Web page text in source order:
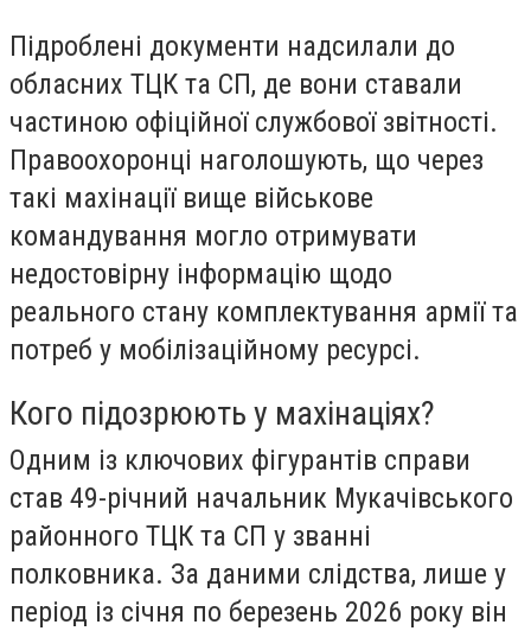
Підроблені документи надсилали до
обласних ТЦК та СП, де вони ставали
частиною офіційної службової звітності.
Правоохоронці наголошують, що через
такі махінації вище військове
командування могло отримувати
недостовірну інформацію щодо
реального стану комплектування армії та
потреб у мобілізаційному ресурсі.
Кого підозрюють у махінаціях?
Одним із ключових фігурантів справи
став 49-річний начальник Мукачівського
районного ТЦК та СП у званні
полковника. За даними слідства, лише у
період із січня по березень 2026 року він